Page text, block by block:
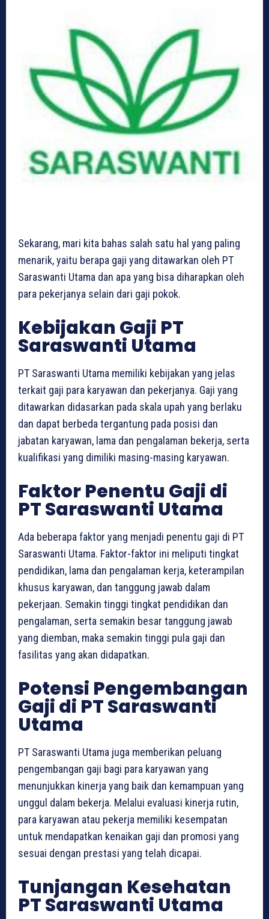
Sekarang, mari kita bahas salah satu hal yang paling
menarik, yaitu berapa gaji yang ditawarkan oleh PT
Saraswanti Utama dan apa yang bisa diharapkan oleh
para pekerjanya selain dari gaji pokok.
Kebijakan Gaji PT
Saraswanti Utama
PT Saraswanti Utama memiliki kebijakan yang jelas
terkait gaji para karyawan dan pekerjanya. Gaji yang
ditawarkan didasarkan pada skala upah yang berlaku
dan dapat berbeda tergantung pada posisi dan
jabatan karyawan, lama dan pengalaman bekerja, serta
kualifikasi yang dimiliki masing-masing karyawan.
Faktor Penentu Gaji di
PT Saraswanti Utama
Ada beberapa faktor yang menjadi penentu gaji di PT
Saraswanti Utama. Faktor-faktor ini meliputi tingkat
pendidikan, lama dan pengalaman kerja, keterampilan
khusus karyawan, dan tanggung jawab dalam
pekerjaan. Semakin tinggi tingkat pendidikan dan
pengalaman, serta semakin besar tanggung jawab
yang diemban, maka semakin tinggi pula gaji dan
fasilitas yang akan didapatkan.
Potensi Pengembangan
Gaji di PT Saraswanti
Utama
PT Saraswanti Utama juga memberikan peluang
pengembangan gaji bagi para karyawan yang
menunjukkan kinerja yang baik dan kemampuan yang
unggul dalam bekerja. Melalui evaluasi kinerja rutin,
para karyawan atau pekerja memiliki kesempatan
untuk mendapatkan kenaikan gaji dan promosi yang
sesuai dengan prestasi yang telah dicapai.
Tunjangan Kesehatan
PT Saraswanti Utama